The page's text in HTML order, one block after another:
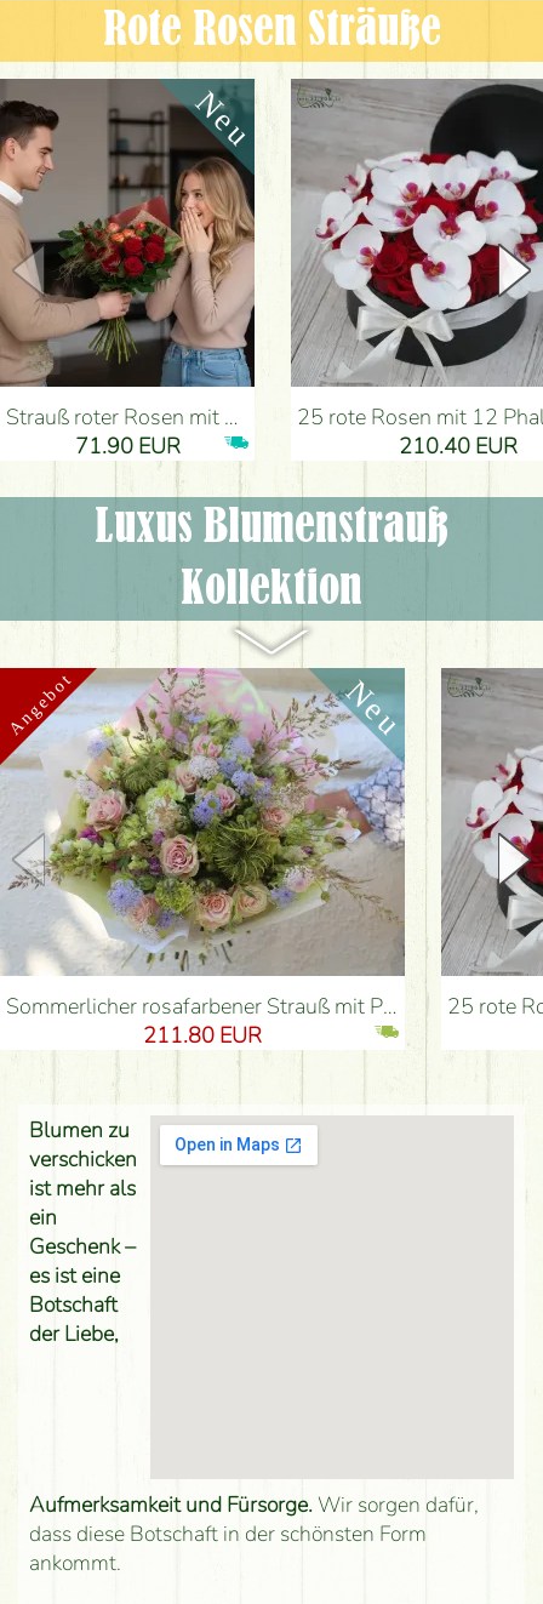
Rote Rosen Sträuße
Strauß roter Rosen mit Anthurium - Blumenlieferung Budapest
71.90 EUR
25 rote Rosen mit 12 Phalaenopsis-Orchideen, in einer Box -
210.40 EUR
Luxus Blumenstrauß
Kollektion
Sommerlicher rosafarbener Strauß mit Pastellfarben, kleinen Blüten, Rosen (54 Stiele) - Blumenlieferung Budapest
211.80 EUR
25 rote Rosen mit 12
Blumen zu
verschicken
ist mehr als
ein
Geschenk –
es ist eine
Botschaft
der Liebe,
Aufmerksamkeit und Fürsorge.Wir sorgen dafür,
dass diese Botschaft in der schönsten Form
ankommt.